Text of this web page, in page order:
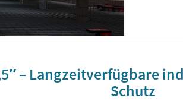
– Langzeitverfügbare
Schutz